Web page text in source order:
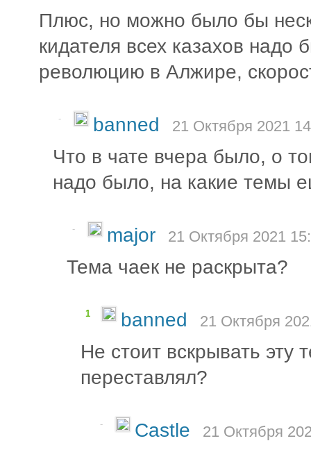
Плюс, но можно было бы
кидателя всех казахов
революцию в Алжире,
- banned 21 Октября 2021
Что в чате вчера было, о
надо было, на какие темы
- major 21 Октября 2021
Тема чаек не раскрыта?
1 banned 21 Октября
Не стоит вскрывать
переставлял?
- Castle 21 Октября